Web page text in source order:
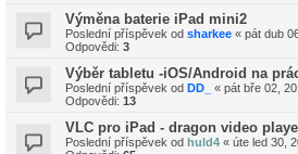
Výměna baterie iPad mini2
Poslední příspěvek od sharkee « pát dub
Odpovědi: 3
Výběr tabletu -iOS/Android na
Poslední příspěvek od DD_ « pát bře 02,
Odpovědi: 13
VLC pro iPad - dragon video
Poslední příspěvek od huld4 « úte led 30,